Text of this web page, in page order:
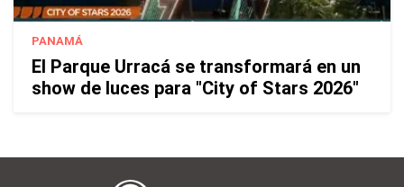
PANAMÁ
El Parque Urracá se transformará en un
show de luces para "City of Stars 2026"